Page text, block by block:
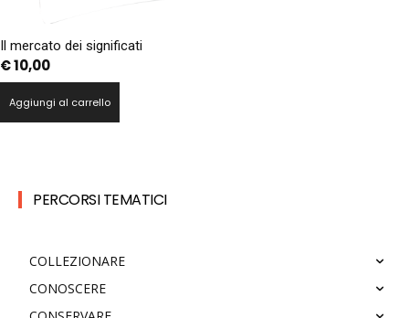
Il mercato dei significati
€10,00
Aggiungi al carrello
PERCORSI TEMATICI
COLLEZIONARE
CONOSCERE